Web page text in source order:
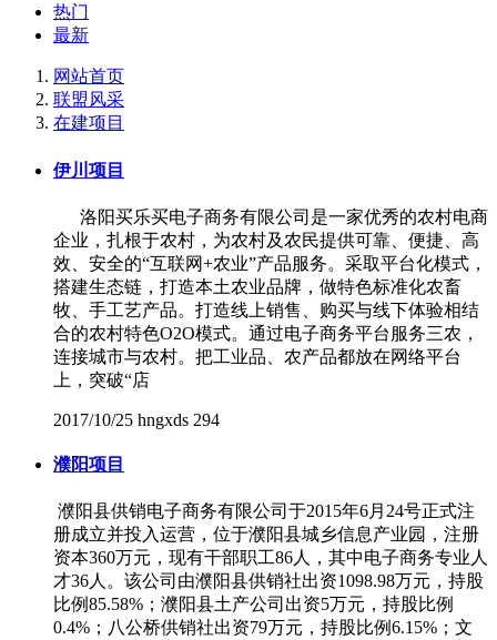
热门
最新
网站首页
联盟风采
在建项目
伊川项目
洛阳买乐买电子商务有限公司是一家优秀的农村电商
企业，扎根于农村，为农村及农民提供可靠、便捷、高
效、安全的“互联网+农业”产品服务。采取平台化模式，
搭建生态链，打造本土农业品牌，做特色标准化农畜
牧、手工艺产品。打造线上销售、购买与线下体验相结
合的农村特色O2O模式。通过电子商务平台服务三农，
连接城市与农村。把工业品、农产品都放在网络平台
上，突破“店
2017/10/25 hngxds 294
濮阳项目
濮阳县供销电子商务有限公司于2015年6月24号正式注
册成立并投入运营，位于濮阳县城乡信息产业园，注册
资本360万元，现有干部职工86人，其中电子商务专业人
才36人。该公司由濮阳县供销社出资1098.98万元，持股
比例85.58%；濮阳县土产公司出资5万元，持股比例
0.4%；八公桥供销社出资79万元，持股比例6.15%；文